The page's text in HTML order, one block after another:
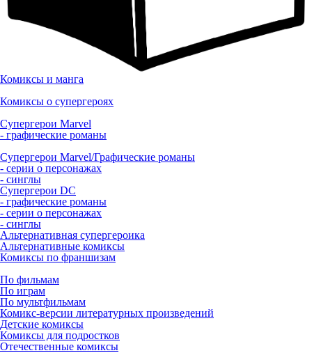
Комиксы и манга
Комиксы о супергероях
Супергерои Marvel
- графические романы
Супергерои Marvel/Графические романы
- серии о персонажах
- синглы
Супергерои DC
- графические романы
- серии о персонажах
- синглы
Альтернативная супергероика
Альтернативные комиксы
Комиксы по франшизам
По фильмам
По играм
По мультфильмам
Комикс-версии литературных произведений
Детские комиксы
Комиксы для подростков
Отечественные комиксы